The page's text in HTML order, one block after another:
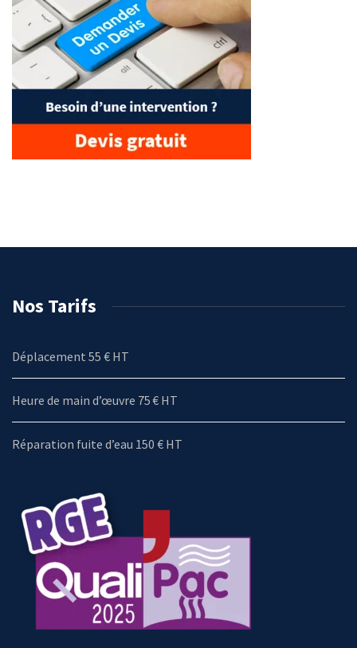
Nos Tarifs
Déplacement 55 € HT
Heure de main d’œuvre 75 € HT
Réparation fuite d’eau 150 € HT